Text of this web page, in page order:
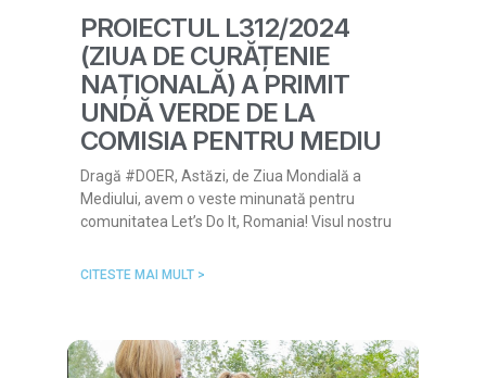
PROIECTUL L312/2024
(ZIUA DE CURĂȚENIE
NAȚIONALĂ) A PRIMIT
UNDĂ VERDE DE LA
COMISIA PENTRU MEDIU
Dragă #DOER, Astăzi, de Ziua Mondială a
Mediului, avem o veste minunată pentru
comunitatea Let’s Do It, Romania! Visul nostru
CITESTE MAI MULT >